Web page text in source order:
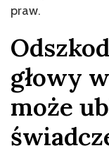
praw.
głowy
może